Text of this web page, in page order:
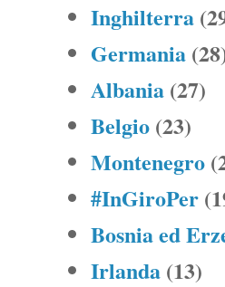
Inghilterra
Germania
Albania (27)
Belgio (23)
Montenegro
#InGiroPer
Bosnia ed
Irlanda (13)